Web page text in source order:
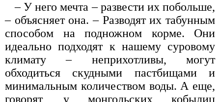
– У него мечта – развести их побольше,
– объясняет она. – Разводят их табунным
способом на подножном корме. Они
идеально подходят к нашему суровому
климату – неприхотливы, могут
обходиться скудными пастбищами и
минимальным количеством воды. А еще,
говорят, у монгольских кобылиц